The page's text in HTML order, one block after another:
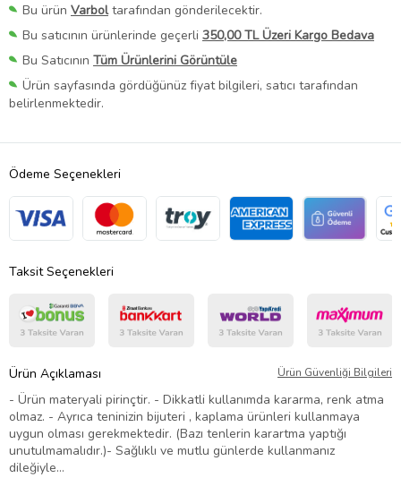
Bu ürün Varboltarafından gönderilecektir.
Bu satıcının ürünlerinde geçerli 350,00 TL Üzeri Kargo Bedava
Bu Satıcının Tüm Ürünlerini Görüntüle
Ürün sayfasında gördüğünüz fiyat bilgileri, satıcı tarafından
belirlenmektedir.
Ödeme Seçenekleri
Taksit Seçenekleri
Ürün Açıklaması Ürün Güvenliği Bilgileri
- Ürün materyali pirinçtir. - Dikkatli kullanımda kararma, renk atma
olmaz. - Ayrıca teninizin bijuteri , kaplama ürünleri kullanmaya
uygun olması gerekmektedir. (Bazı tenlerin karartma yaptığı
unutulmamalıdır.)- Sağlıklı ve mutlu günlerde kullanmanız
dileğiyle…